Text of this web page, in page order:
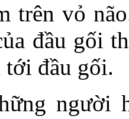
trên vỏ
đầu gối
tới đầu gối.
người